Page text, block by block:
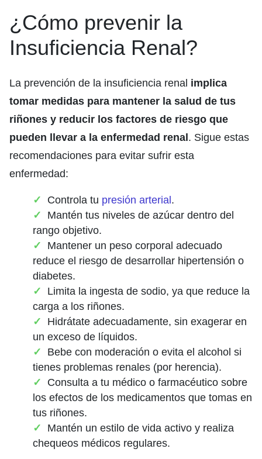
¿Cómo prevenir la
Insuficiencia Renal?
La prevención de la insuficiencia renal implica
tomar medidas para mantener la salud de tus
riñones y reducir los factores de riesgo que
pueden llevar a la enfermedad renal. Sigue estas
recomendaciones para evitar sufrir esta
enfermedad:
Controla tu presión arterial.
Mantén tus niveles de azúcar dentro del
rango objetivo.
Mantener un peso corporal adecuado
reduce el riesgo de desarrollar hipertensión o
diabetes.
Limita la ingesta de sodio, ya que reduce la
carga a los riñones.
Hidrátate adecuadamente, sin exagerar en
un exceso de líquidos.
Bebe con moderación o evita el alcohol si
tienes problemas renales (por herencia).
Consulta a tu médico o farmacéutico sobre
los efectos de los medicamentos que tomas en
tus riñones.
Mantén un estilo de vida activo y realiza
chequeos médicos regulares.